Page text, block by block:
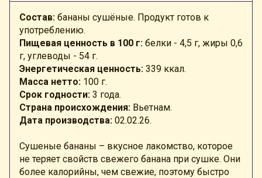
Состав: бананы сушёные. Продукт готов к
употреблению.
Пищевая ценность в 100 г: белки - 4,5 г, жиры 0,6
г, углеводы - 54 г.
Энергетическая ценность: 339 ккал.
Масса нетто: 100 г.
Срок годности: 3 года.
Страна происхождения: Вьетнам.
Дата производства: 02.02.26.
Сушеные бананы – вкусное лакомство, которое
не теряет свойств свежего банана при сушке. Они
более калорийны, чем свежие, поэтому быстро